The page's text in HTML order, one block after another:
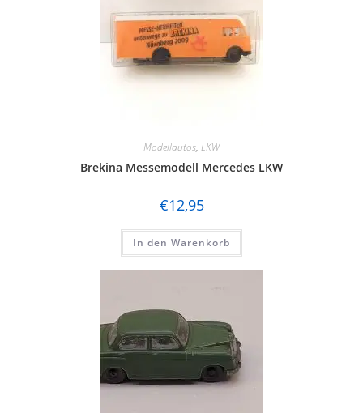
Modellautos, LKW
Brekina Messemodell Mercedes LKW
€12,95
In den Warenkorb